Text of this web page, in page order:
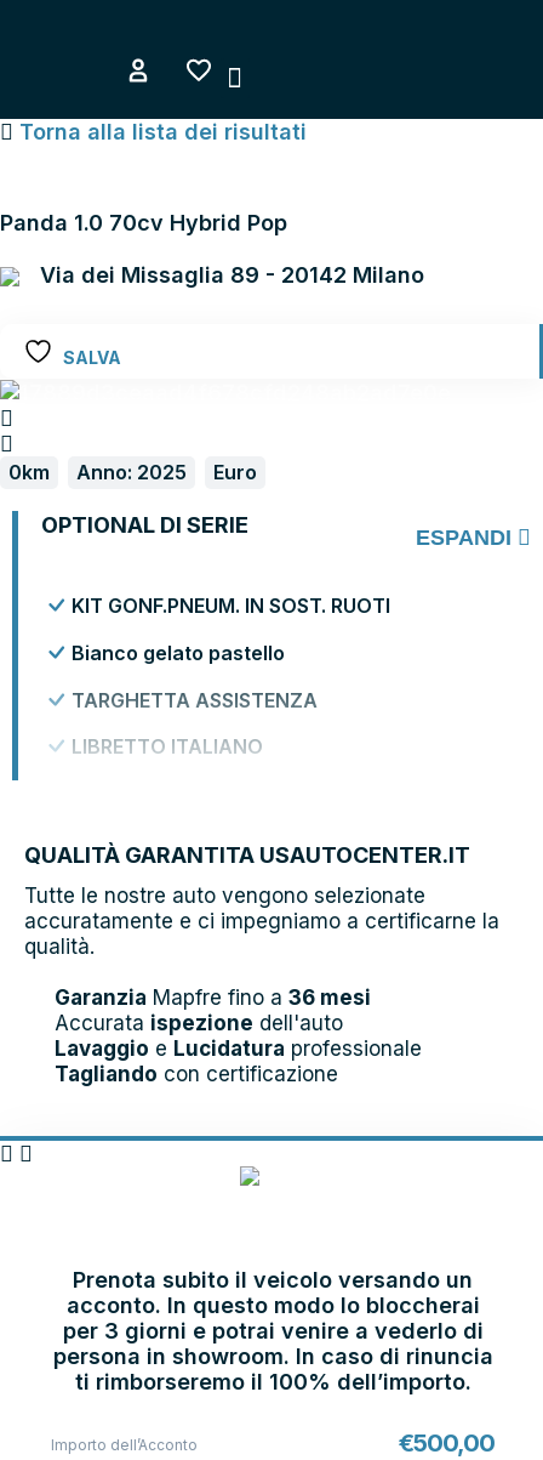
Torna alla lista dei risultati
Panda 1.0 70cv Hybrid Pop
Via dei Missaglia 89 - 20142 Milano
SALVA
0km Anno: 2025 Euro
OPTIONAL DI SERIE ESPANDI
KIT GONF.PNEUM. IN SOST. RUOTI
Bianco gelato pastello
TARGHETTA ASSISTENZA
LIBRETTO ITALIANO
QUALITÀ GARANTITA USAUTOCENTER.IT
Tutte le nostre auto vengono selezionate
accuratamente e ci impegniamo a certificarne la
qualità.
Garanzia Mapfre fino a 36 mesi
Accurata ispezione dell'auto
Lavaggio e Lucidatura professionale
Tagliando con certificazione
Prenota subito il veicolo versando un
acconto. In questo modo lo bloccherai
per 3 giorni e potrai venire a vederlo di
persona in showroom. In caso di rinuncia
ti rimborseremo il 100% dell’importo.
Importo dell’Acconto €500,00